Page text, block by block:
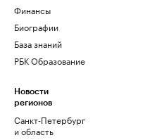
Финансы
Биографии
База знаний
РБК Образование
Новости
регионов
Санкт-Петербург
и область